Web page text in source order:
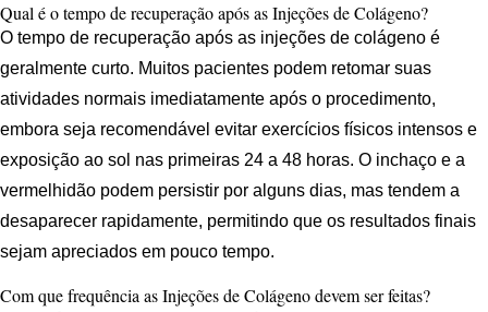
Qual é o tempo de recuperação após as Injeções de Colágeno?
O tempo de recuperação após as injeções de colágeno é
geralmente curto. Muitos pacientes podem retomar suas
atividades normais imediatamente após o procedimento,
embora seja recomendável evitar exercícios físicos intensos e
exposição ao sol nas primeiras 24 a 48 horas. O inchaço e a
vermelhidão podem persistir por alguns dias, mas tendem a
desaparecer rapidamente, permitindo que os resultados finais
sejam apreciados em pouco tempo.
Com que frequência as Injeções de Colágeno devem ser feitas?